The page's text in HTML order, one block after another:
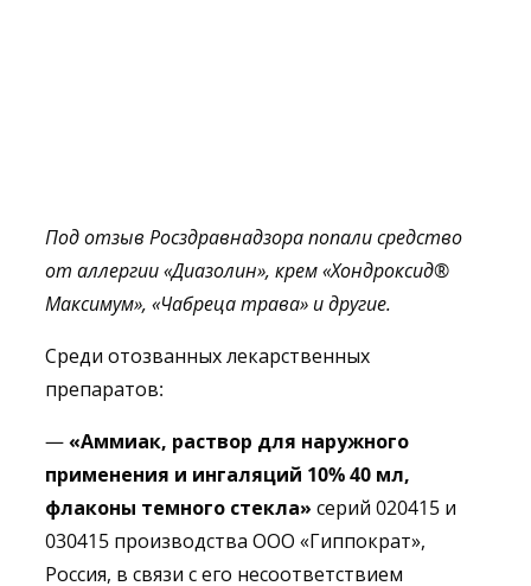
Под отзыв Росздравнадзора попалисредство
от аллергии«Диазолин», крем«Хондроксид®
Максимум», «Чабреца трава» и другие.
Среди отозванных лекарственных
препаратов:
—«Аммиак, раствор для наружного
применения и ингаляций 10% 40 мл,
флаконы темного стекла» серий 020415 и
030415 производства ООО «Гиппократ»,
Россия, в связи с его несоответствием